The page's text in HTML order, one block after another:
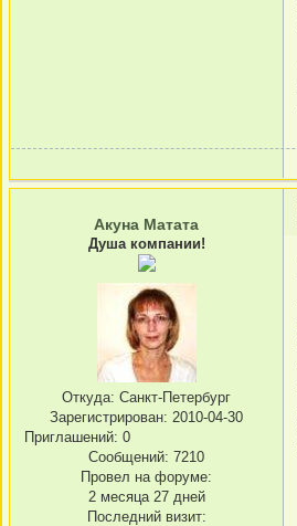
Акуна Матата
Душа компании!
Откуда: Санкт-Петербург
Зарегистрирован: 2010-04-30
Приглашений: 0
Сообщений: 7210
Провел на форуме:
2 месяца 27 дней
Последний визит: